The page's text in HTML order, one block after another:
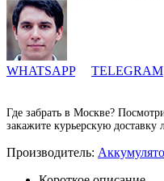
WHATSAPP TELEGRAM
Где забрать в Москве?
закажите курьерскую
Производитель: